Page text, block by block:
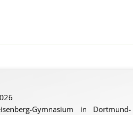
Gymnasium in Dortmund-